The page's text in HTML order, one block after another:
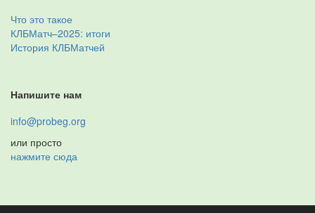
Что это такое
КЛБМатч–2025: итоги
История КЛБМатчей
Напишите нам
info@probeg.org
или просто
нажмите сюда